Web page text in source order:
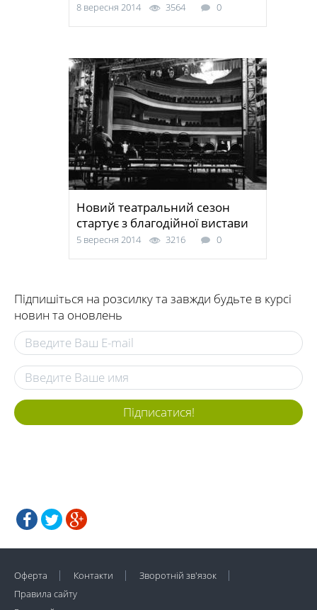
8 вересня 2014 3564 0
Новий театральний сезон
стартує з благодійної вистави
5 вересня 2014 3216 0
Підпишіться на розсилку та завжди будьте в курсі
новин та оновлень
Підписатися!
Оферта Контакти
Зворотній зв'язок
Правила сайту